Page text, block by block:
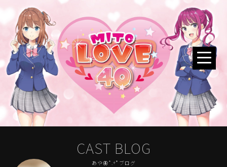
CAST BLOG
あや🦋*.+ﾟブログ